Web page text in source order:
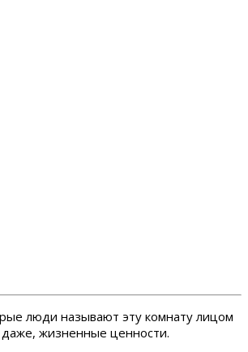
люди называют эту комнату лицом
жизненные ценности.